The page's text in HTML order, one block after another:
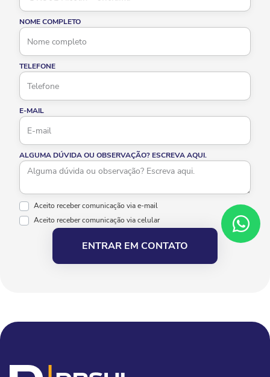
NOME COMPLETO
TELEFONE
E-MAIL
ALGUMA DÚVIDA OU OBSERVAÇÃO? ESCREVA AQUI.
Aceito receber comunicação via e-mail
Aceito receber comunicação via celular
ENTRAR EM CONTATO